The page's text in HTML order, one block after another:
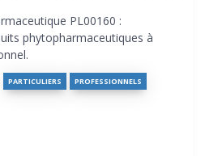
PL00160 :
phytopharmaceutiques à
PARTICULIERS PROFESSIONNELS